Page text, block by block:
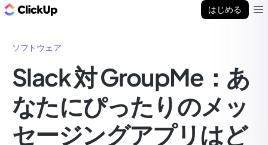
はじめる
ソフトウェア
Slack 対 GroupMe：あ
なたにぴったりのメッ
セージングアプリはど